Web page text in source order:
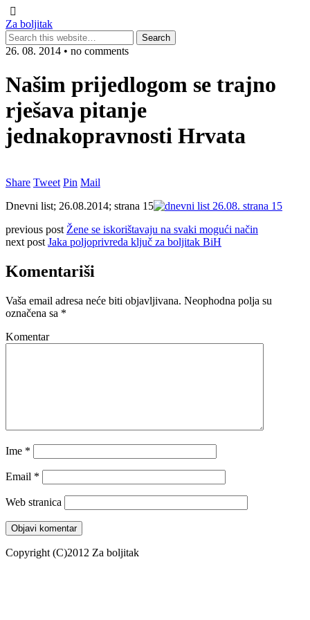
Za boljitak
26. 08. 2014 • no comments
Našim prijedlogom se trajno
rješava pitanje
jednakopravnosti Hrvata
Share Tweet Pin Mail
Dnevni list; 26.08.2014; strana 15
previous post Žene se iskorištavaju na svaki mogući način
next post Jaka poljoprivreda ključ za boljitak BiH
Komentariši
Vaša email adresa neće biti objavljivana. Neophodna polja su
označena sa *
Komentar
Ime *
Email *
Web stranica
Copyright (C)2012 Za boljitak